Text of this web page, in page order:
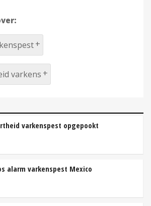
varkens
varkenspest opgepookt
alarm varkenspest Mexico